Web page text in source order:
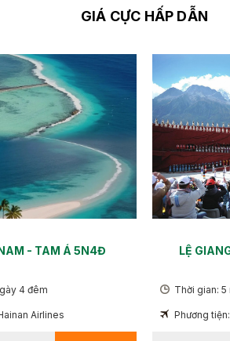
GIÁ CỰC HẤP DẪN
- TAM Á 5N4Đ
4 đêm
Airlines
LỆ
Thời gian:
Phương